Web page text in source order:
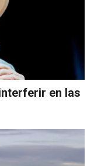
en las